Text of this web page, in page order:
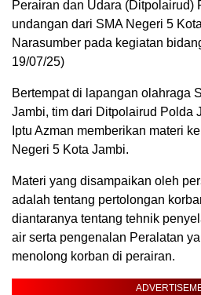
Perairan dan Udara (Ditpolairud)
undangan dari SMA Negeri 5
Narasumber pada kegiatan
19/07/25)
Bertempat di lapangan olahraga
Jambi, tim dari Ditpolairud Polda
Iptu Azman memberikan materi
Negeri 5 Kota Jambi.
Materi yang disampaikan oleh
adalah tentang pertolongan
diantaranya tentang tehnik
air serta pengenalan Peralatan
menolong korban di perairan.